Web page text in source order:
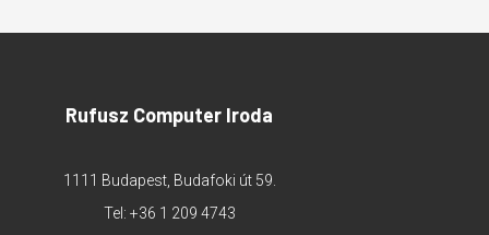
Rufusz Computer Iroda
1111 Budapest, Budafoki út 59.
Tel: +36 1 209 4743